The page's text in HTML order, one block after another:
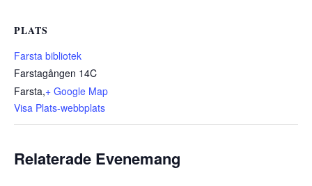
PLATS
Farsta bibliotek
Farstagången 14C
Farsta,+ Google Map
Visa Plats-webbplats
Relaterade Evenemang